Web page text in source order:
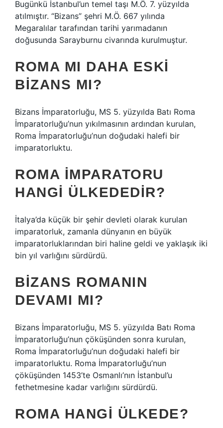
Bugünkü İstanbul’un temel taşı M.Ö. 7. yüzyılda
atılmıştır. “Bizans” şehri M.Ö. 667 yılında
Megaralılar tarafından tarihi yarımadanın
doğusunda Sarayburnu civarında kurulmuştur.
ROMA MI DAHA ESKI
BIZANS MI?
Bizans İmparatorluğu, MS 5. yüzyılda Batı Roma
İmparatorluğu’nun yıkılmasının ardından kurulan,
Roma İmparatorluğu’nun doğudaki halefi bir
imparatorluktu.
ROMA İMPARATORU
HANGI ÜLKEDEDIR?
İtalya’da küçük bir şehir devleti olarak kurulan
imparatorluk, zamanla dünyanın en büyük
imparatorluklarından biri haline geldi ve yaklaşık iki
bin yıl varlığını sürdürdü.
BIZANS ROMANIN
DEVAMI MI?
Bizans İmparatorluğu, MS 5. yüzyılda Batı Roma
İmparatorluğu’nun çöküşünden sonra kurulan,
Roma İmparatorluğu’nun doğudaki halefi bir
imparatorluktu. Roma İmparatorluğu’nun
çöküşünden 1453’te Osmanlı’nın İstanbul’u
fethetmesine kadar varlığını sürdürdü.
ROMA HANGI ÜLKEDE?